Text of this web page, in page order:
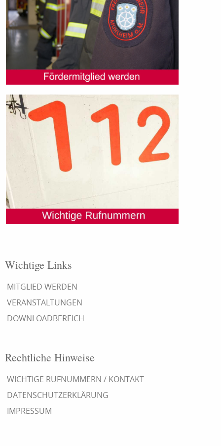
Wichtige Links
MITGLIED WERDEN
VERANSTALTUNGEN
DOWNLOADBEREICH
Rechtliche Hinweise
WICHTIGE RUFNUMMERN / KONTAKT
DATENSCHUTZERKLÄRUNG
IMPRESSUM